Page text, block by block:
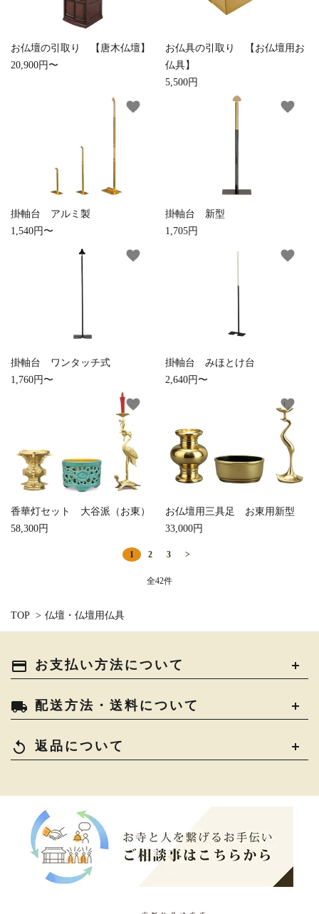
お仏壇の引取り 【唐木仏壇】
20,900円〜
お仏具の引取り 【お仏壇用お
仏具】
5,500円
掛軸台 アルミ製
1,540円〜
favorite
掛軸台 新型
1,705円
favorite
掛軸台 ワンタッチ式
1,760円〜
favorite
掛軸台 みほとけ台
2,640円〜
favorite
香華灯セット 大谷派（お東）
58,300円
favorite
お仏壇用三具足 お東用新型
33,000円
favorite
1 2 3 >
全42件
TOP > 仏壇・仏壇用仏具
payment お支払い方法について
local_shipping 配送方法・送料について
replay 返品について